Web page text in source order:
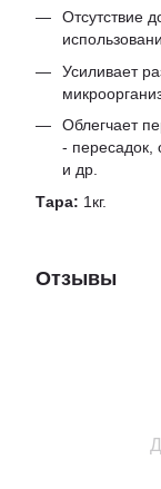
Отсутствие
Усиливает
Облегчает
- пересадок,
и др.
Тара: 1кг.
Отзывы